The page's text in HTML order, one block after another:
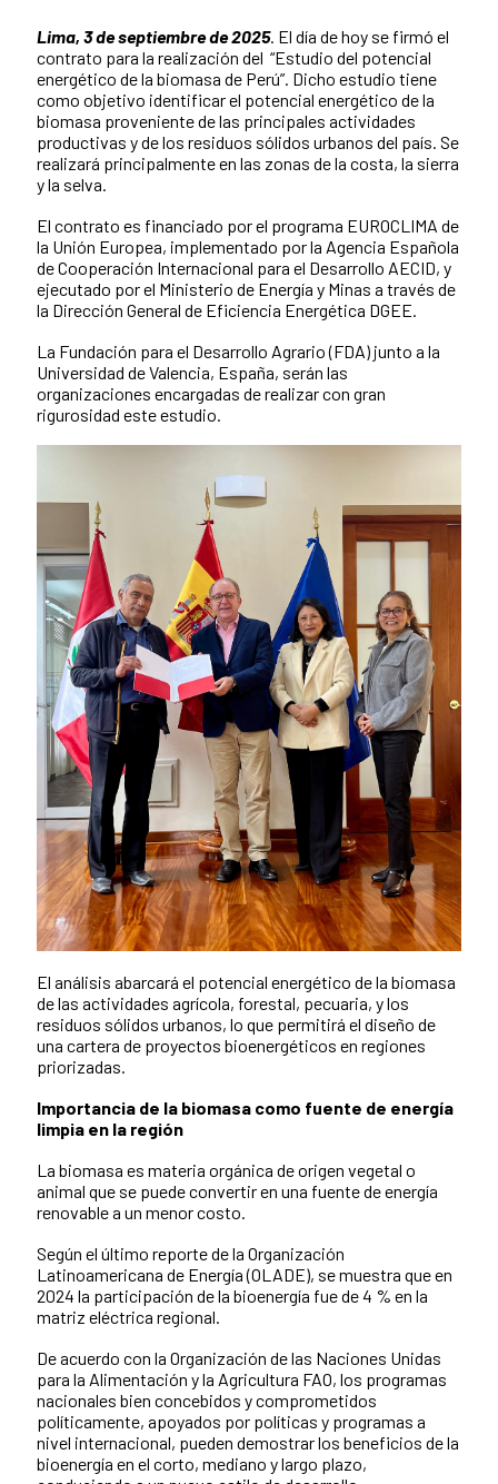
News content
Lima, 3 de septiembre de 2025. El día de hoy se firmó el
contrato para la realización del “Estudio del potencial
energético de la biomasa de Perú”. Dicho estudio tiene
como objetivo identificar el potencial energético de la
biomasa proveniente de las principales actividades
productivas y de los residuos sólidos urbanos del país. Se
realizará principalmente en las zonas de la costa, la sierra
y la selva.
El contrato es financiado por el programa EUROCLIMA de
la Unión Europea, implementado por la Agencia Española
de Cooperación Internacional para el Desarrollo AECID, y
ejecutado por el Ministerio de Energía y Minas a través de
la Dirección General de Eficiencia Energética DGEE.
La Fundación para el Desarrollo Agrario (FDA) junto a la
Universidad de Valencia, España, serán las
organizaciones encargadas de realizar con gran
rigurosidad este estudio.
El análisis abarcará el potencial energético de la biomasa
de las actividades agrícola, forestal, pecuaria, y los
residuos sólidos urbanos, lo que permitirá el diseño de
una cartera de proyectos bioenergéticos en regiones
priorizadas.
Importancia de la biomasa como fuente de energía
limpia en la región
La biomasa es materia orgánica de origen vegetal o
animal que se puede convertir en una fuente de energía
renovable a un menor costo.
Según el último reporte de la Organización
Latinoamericana de Energía (OLADE), se muestra que en
2024 la participación de la bioenergía fue de 4 % en la
matriz eléctrica regional.
De acuerdo con la Organización de las Naciones Unidas
para la Alimentación y la Agricultura FAO, los programas
nacionales bien concebidos y comprometidos
políticamente, apoyados por políticas y programas a
nivel internacional, pueden demostrar los beneficios de la
bioenergía en el corto, mediano y largo plazo,